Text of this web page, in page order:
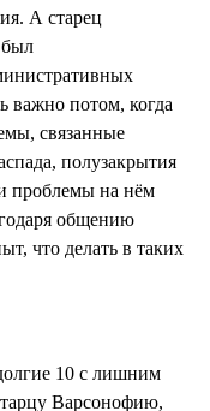
А старец
был
важно потом, когда
связанные
полузакрытия
проблемы на нём
общению
что делать в таких
10 с лишним
Варсонофию,